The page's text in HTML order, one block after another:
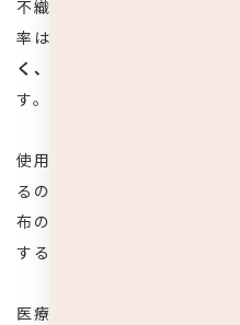
不織布フィルターの目の細
率は異なりますが、
く、何より
す。
使用後のマスクは、多くの
るので、使用後に洗う必要
布の使い捨てマスクは、と
することが可能です。
医療現場で使用されている